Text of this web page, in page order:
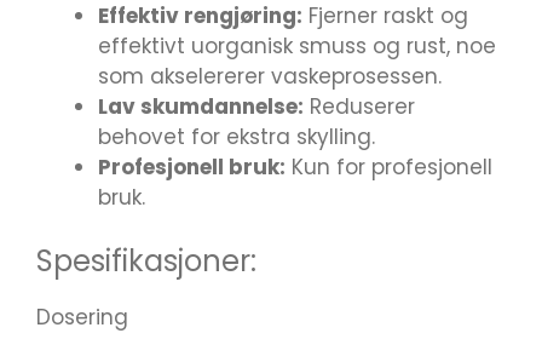
Effektiv rengjøring: Fjerner raskt og
effektivt uorganisk smuss og rust, noe
som akselererer vaskeprosessen.
Lav skumdannelse: Reduserer
behovet for ekstra skylling.
Profesjonell bruk: Kun for profesjonell
bruk.
Spesifikasjoner:
Dosering